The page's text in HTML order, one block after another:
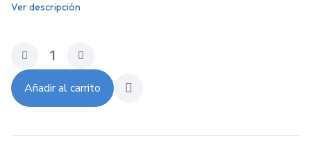
Ver descripción
Añadir al carrito